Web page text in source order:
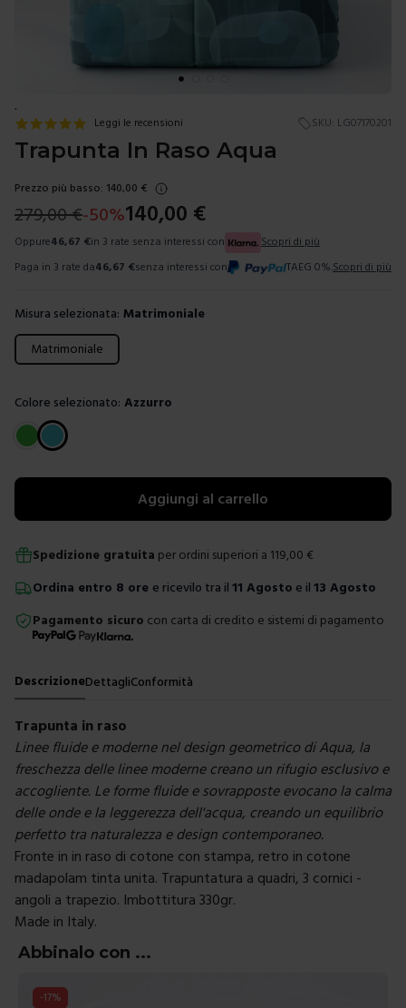
.
Leggi le recensioni SKU: LG07170201
Trapunta In Raso Aqua
Prezzo più basso: 140,00 €
279,00€-50%140,00 €
Oppure46,67 €in 3 rate senza interessi con
Scopri di più
Paga in 3 rate da46,67 €senza interessi con TAEG 0%. Scopri di più
Misura selezionata: Matrimoniale
Scegli una misura
Matrimoniale
Colore selezionato: Azzurro
Scegli un colore
Aggiungi al carrello
Spedizione gratuita per ordini superiori a 119,00 €
Ordina entro 8 ore e ricevilo tra il 11 Agosto e il 13 Agosto
Pagamento sicuro con carta di credito e sistemi di pagamento
DescrizioneDettagliConformità
Trapunta in raso
Linee fluide e moderne nel design geometrico di Aqua, la
freschezza delle linee moderne creano un rifugio esclusivo e
accogliente. Le forme fluide e sovrapposte evocano la calma
delle onde e la leggerezza dell'acqua, creando un equilibrio
perfetto tra naturalezza e design contemporaneo.
Fronte in in raso di cotone con stampa, retro in cotone
madapolam tinta unita. Trapuntatura a quadri, 3 cornici -
angoli a trapezio. Imbottitura 330gr.
Made in Italy.
Abbinalo con ...